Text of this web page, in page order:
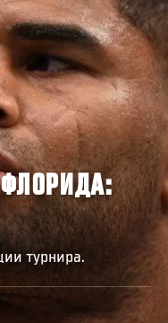
ФЛОРИДА:
турнира.